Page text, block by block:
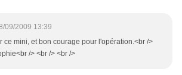
09/2009 13:39
ce mini, et bon courage pour l'opération.<br />
/> <br /> <br />